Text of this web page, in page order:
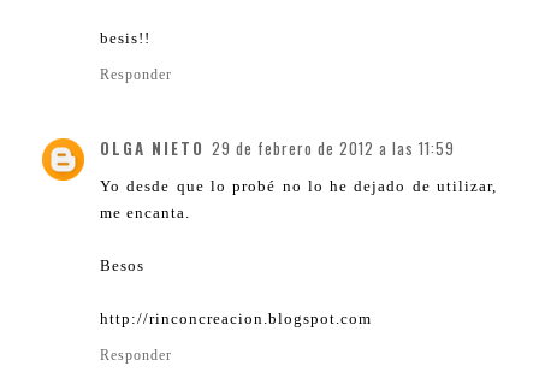
besis!!
Responder
OLGA NIETO 29 de febrero de 2012 a las 11:59
Yo desde que lo probé no lo he dejado de utilizar,
me encanta.
Besos
http://rinconcreacion.blogspot.com
Responder